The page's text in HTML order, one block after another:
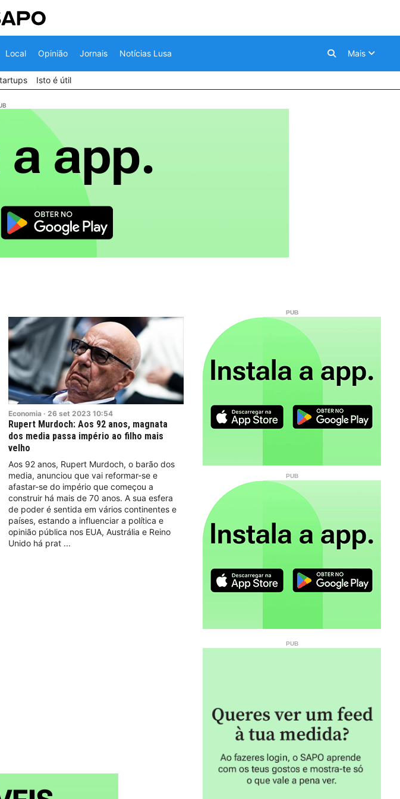
Local Opinião Jornais Notícias Lusa Mais
Isto é útil
Economia · 26 set 2023 10:54
Rupert Murdoch: Aos 92 anos, magnata
dos media passa império ao filho mais
velho
Aos 92 anos, Rupert Murdoch, o barão dos
media, anunciou que vai reformar-se e
afastar-se do império que começou a
construir há mais de 70 anos. A sua esfera
de poder é sentida em vários continentes e
países, estando a influenciar a política e
opinião pública nos EUA, Austrália e Reino
Unido há prat